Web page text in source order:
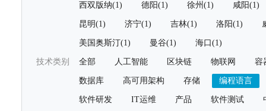
西双版纳(1) 德阳(1) 徐州(1) 咸阳(1)
昆明(1) 济宁(1) 吉林(1) 洛阳(1)
美国奥斯汀(1) 曼谷(1) 海口(1)
技术类别 全部 人工智能 区块链 物联网 容
数据库 高可用架构 存储 编程语言
软件研发 IT运维 产品 软件测试